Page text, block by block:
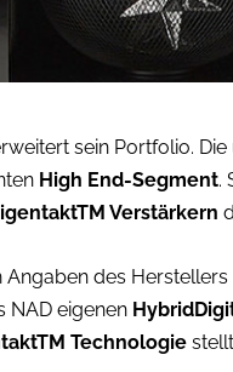
sein Portfolio.
High End-Segment.
Verstärkern
des
NAD eigenen
Technologie